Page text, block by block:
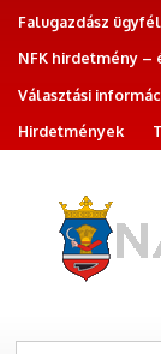
Falugazdász
NFK hirdetmény –
Választási
Hirdetmények